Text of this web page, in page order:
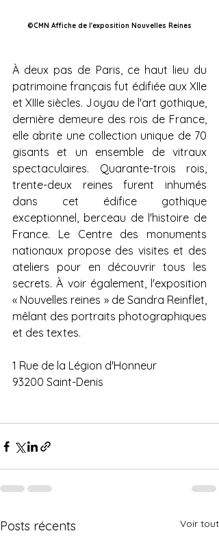
©CMN Affiche de l'exposition Nouvelles Reines
À deux pas de Paris, ce haut lieu du
patrimoine français fut édifiée aux XIIe
et XIIIe siècles. Joyau de l'art gothique,
dernière demeure des rois de France,
elle abrite une collection unique de 70
gisants et un ensemble de vitraux
spectaculaires. Quarante-trois rois,
trente-deux reines furent inhumés
dans cet édifice gothique
exceptionnel, berceau de l'histoire de
France. Le Centre des monuments
nationaux propose des visites et des
ateliers pour en découvrir tous les
secrets. À voir également, l'exposition
« Nouvelles reines » de Sandra Reinflet,
mêlant des portraits photographiques
et des textes.
1 Rue de la Légion d'Honneur
93200 Saint-Denis
Posts récents Voir tout